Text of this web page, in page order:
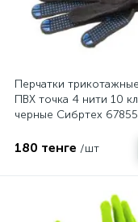
Перчатки
ПВХ точка 4 нити 10
черные Сибртех 67855
180 тенге /шт